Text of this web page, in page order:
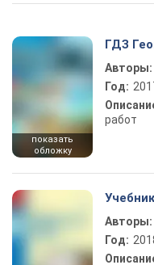
показать
обложку
ГДЗ
Авторы:
Год:
работ
Авторы:
Год: